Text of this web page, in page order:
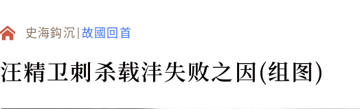
史海鈎沉 故國回首
汪精卫刺杀载沣失败之因(组图)